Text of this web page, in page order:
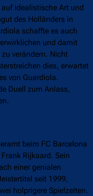
idealistische Art und
des Holländers in
schaffte es auch
und damit
verändern. Nicht
dies, erwartet
von Guardiola.
Duell zum Anlass,
beim FC Barcelona
Rijkaard. Sein
einer genialen
seit 1999,
holprigere Spielzeiten.